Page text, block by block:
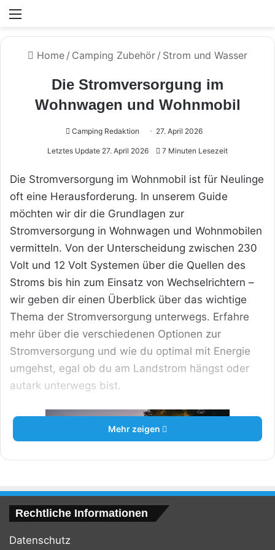
Home / Camping Zubehör / Strom und Wasser
Die Stromversorgung im
Wohnwagen und Wohnmobil
Camping Redaktion 27. April 2026
Letztes Update 27. April 2026 7 Minuten Lesezeit
Die Stromversorgung im Wohnmobil ist für Neulinge
oft eine Herausforderung. In unserem Guide
möchten wir dir die Grundlagen zur
Stromversorgung in Wohnwagen und Wohnmobilen
vermitteln. Von der Unterscheidung zwischen 230
Volt und 12 Volt Systemen über die Quellen des
Stroms bis hin zum Einsatz von Wechselrichtern –
wir geben dir einen Überblick über das wichtige
Thema der Stromversorgung unterwegs. Erfahre
mehr über die verschiedenen Optionen zur
Stromversorgung und wie du optimal mit Energie
umgehst, egal ob du am Landstrom hängst oder
autark unterwegs bist.
Mehr zeigen
Rechtliche Informationen
Datenschutz